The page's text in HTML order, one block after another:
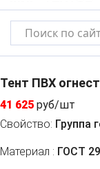
Тент ПВХ
41 625 руб/шт
Свойство: Группа
Материал : ГОСТ